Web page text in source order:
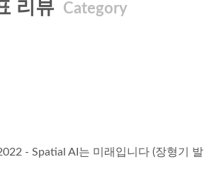
리뷰 Category
- Spatial AI는 미래입니다 (장형기 발